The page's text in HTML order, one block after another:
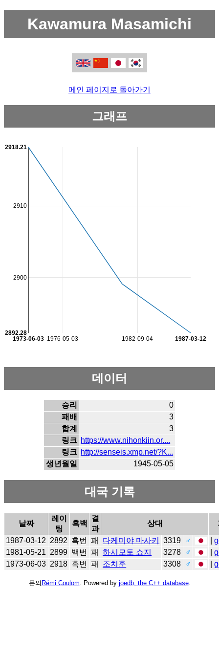
Kawamura Masamichi
메인 페이지로 돌아가기
그래프
1976-05-03 1982-09-04
1973-06-03 1987-03-12
2900
2910
2892.28
2918.21
데이터
승리
0
패배
3
합계
3
링크 https://www.nihonkiin.or....
링크 http://senseis.xmp.net/?K...
생년월일
1945-05-05
대국 기록
날짜
레이
팅
흑백
결
과
상대
1987-03-12 2892 흑번 패 다케미야 마사키 3319 ♂ |
1981-05-21 2899 백번 패 하시모토 쇼지 3278 ♂ |
1973-06-03 2918 흑번 패 조치훈 3308 ♂ |
문의 Rémi Coulom . Powered by joedb, the C++ database.